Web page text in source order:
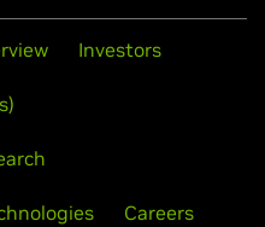
Investors
Careers